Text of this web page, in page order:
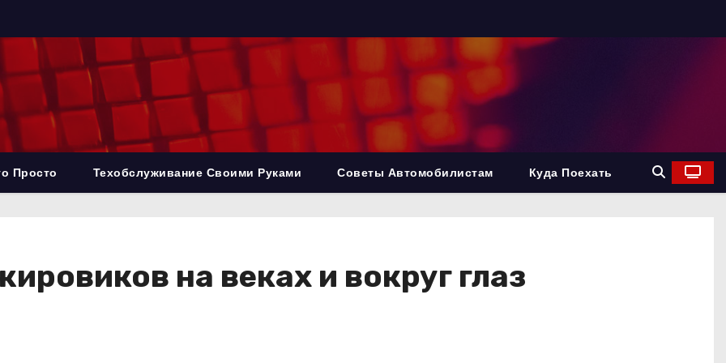
Просто Техобслуживание Своими Руками Советы Автомобилистам Куда Поехать
на веках и вокруг глаз